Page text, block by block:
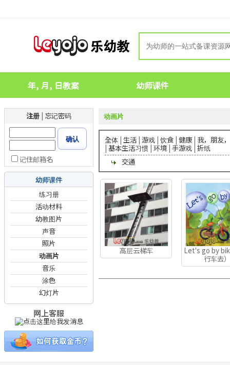
年, 月, 日教案 幼师课件
注册 | 忘记密码
确认
记住邮箱名
幼师课件
练习册
活动材料
幼教图片
声音
照片
动画片
音乐
涂色
幻灯片
网上客服
动画片
全体 | 生活 | 游戏 | 饮食 | 健康 | 我，朋友
| 基本生活习惯 | 环境 | 手游戏 折纸
交通
高层云梯车
Let's go by
行车去）